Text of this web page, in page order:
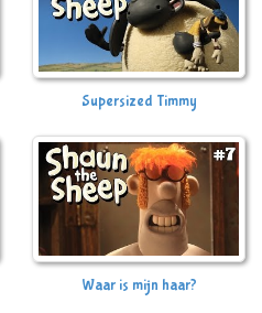
Supersized Timmy
Waar is mijn haar?